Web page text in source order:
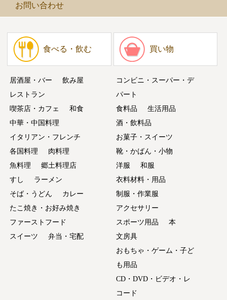
お問い合わせ
食べる・飲む
居酒屋・バー
飲み屋
レストラン
喫茶店・カフェ
和食
中華・中国料理
イタリアン・フレンチ
各国料理
肉料理
魚料理
郷土料理店
すし
ラーメン
そば・うどん
カレー
たこ焼き・お好み焼き
ファーストフード
スイーツ
弁当・宅配
買い物
コンビニ・スーパー・デ
パート
食料品
生活用品
酒・飲料品
お菓子・スイーツ
靴・かばん・小物
洋服
和服
衣料材料・用品
制服・作業服
アクセサリー
スポーツ用品
本
文房具
おもちゃ・ゲーム・子ど
も用品
CD・DVD・ビデオ・レ
コード